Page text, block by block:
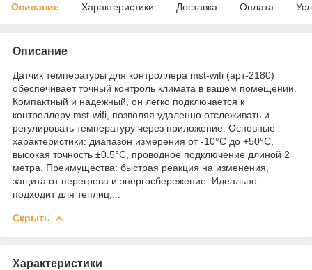
Описание Характеристики Доставка Оплата
Описание
Датчик температуры для контроллера mst-wifi (арт-2180)
обеспечивает точный контроль климата в вашем помещении.
Компактный и надежный, он легко подключается к
контроллеру mst-wifi, позволяя удаленно отслеживать и
регулировать температуру через приложение. Основные
характеристики: диапазон измерения от -10°C до +50°C,
высокая точность ±0.5°C, проводное подключение длиной 2
метра. Преимущества: быстрая реакция на изменения,
защита от перегрева и энергосбережение. Идеально
подходит для теплиц,...
Скрыть
Характеристики